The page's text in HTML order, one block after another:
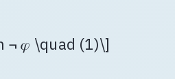
¬ 𝜑 \quad (1)\]